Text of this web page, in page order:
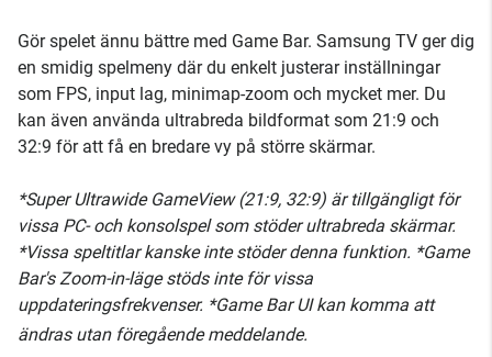
Gör spelet ännu bättre med Game Bar. Samsung TV ger dig
en smidig spelmeny där du enkelt justerar inställningar
som FPS, input lag, minimap-zoom och mycket mer. Du
kan även använda ultrabreda bildformat som 21:9 och
32:9 för att få en bredare vy på större skärmar.
*Super Ultrawide GameView (21:9, 32:9) är tillgängligt för
vissa PC- och konsolspel som stöder ultrabreda skärmar.
*Vissa speltitlar kanske inte stöder denna funktion. *Game
Bar's Zoom-in-läge stöds inte för vissa
uppdateringsfrekvenser. *Game Bar UI kan komma att
ändras utan föregående meddelande.